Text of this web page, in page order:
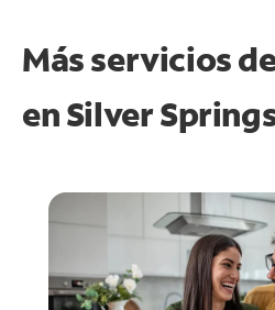
Más servicios
enSilver